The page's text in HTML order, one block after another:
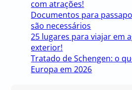
com atrações!
Documentos para
são necessários
25 lugares para viajar em
exterior!
Tratado de Schengen: o
Europa em 2026